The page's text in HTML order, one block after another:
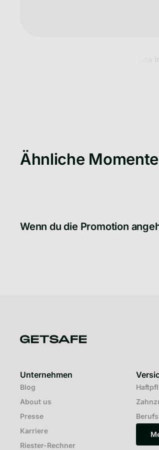
Kund:innen vertrauen uns in
Ähnliche Momente
Wenn du die Promotion
Unternehmen
Blog
About us
Presse
Karriere
Riester-Rechner